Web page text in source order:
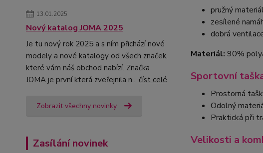
13.01.2025
Nový katalog JOMA 2025
Je tu nový rok 2025 a s ním přichází nové
modely a nové katalogy od všech značek,
které vám náš obchod nabízí. Značka
JOMA je první která zveřejnila n... číst celé
Zobrazit všechny novinky
Zasílání novinek
pružný
zesílené
dobrá
Materiál: 90%
Sportovní
Prostorná
Odolný
Praktická při
Velikosti a